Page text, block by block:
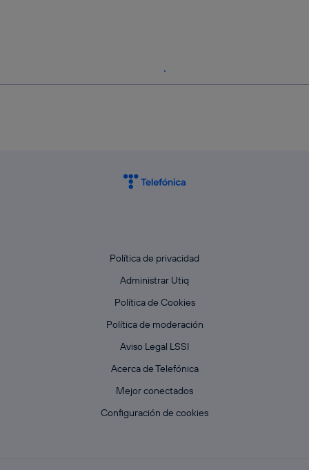
Política de privacidad
Administrar Utiq
Política de Cookies
Política de moderación
Aviso Legal LSSI
Acerca de Telefónica
Mejor conectados
Configuración de cookies